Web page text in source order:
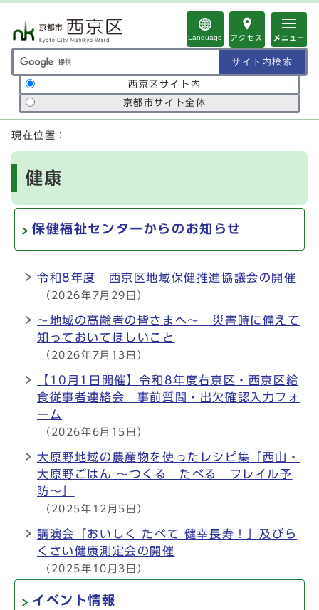
Language アクセス メニュー
サイト内検索の範囲
西京区サイト内
京都市サイト全体
ここから本文です
現在位置：
健康
保健福祉センターからのお知らせ
令和8年度 西京区地域保健推進協議会の開催
（2026年7月29日）
～地域の高齢者の皆さまへ～ 災害時に備えて
知っておいてほしいこと
（2026年7月13日）
【10月1日開催】令和8年度右京区・西京区給
食従事者連絡会 事前質問・出欠確認入力フォ
ーム
（2026年6月15日）
大原野地域の農産物を使ったレシピ集「西山・
大原野ごはん ～つくる たべる フレイル予
防～」
（2025年12月5日）
講演会「おいしく たべて 健幸長寿！」及びら
くさい健康測定会の開催
（2025年10月3日）
イベント情報